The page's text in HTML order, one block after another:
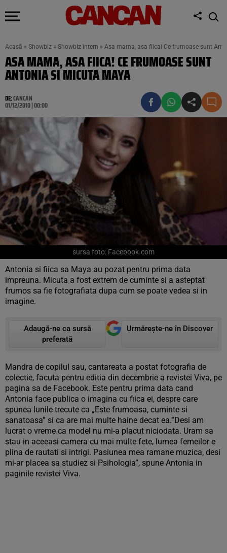
Acasă » Showbiz » Showbiz intern » Asa mama, asa fiica! Ce frumoase sunt
ASA MAMA, ASA FIICA! CE FRUMOASE SUNT
ANTONIA SI MICUTA MAYA
DE:CANCAN
01/12/2010 | 00:00
sursa foto: Facebook.com
Antonia si fiica sa Maya au pozat pentru prima data
impreuna. Micuta a fost extrem de cuminte si a asteptat
frumos sa fie fotografiata dupa cum se poate vedea si in
imagine.
Adaugă-ne ca sursă
preferată
Urmărește-ne în Discover
Mandra de copilul sau, cantareata a postat fotografia de
colectie, facuta pentru editia din decembrie a revistei Viva, pe
pagina sa de Facebook. Este pentru prima data cand
Antonia face publica o imagina cu fiica ei, despre care
spunea lunile trecute ca „Este frumoasa, cuminte si
sanatoasa” si ca are mai multe haine decat ea.”Desi am
lucrat o vreme ca model nu mi-a placut niciodata. Uram sa
stau in aceeasi camera cu mai multe fete, lumea femeilor e
plina de rautati si intrigi. Pasiunea mea ramane muzica, desi
mi-ar placea sa studiez si Psihologia”, spune Antonia in
paginile revistei Viva.